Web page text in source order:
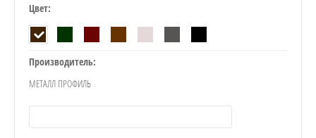
Цвет:
Производитель:
МЕТАЛЛ ПРОФИЛЬ